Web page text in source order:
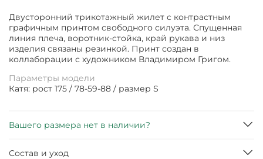
Двусторонний трикотажный жилет с контрастным
графичным принтом свободного силуэта. Спущенная
линия плеча, воротник-стойка, край рукава и низ
изделия связаны резинкой. Принт создан в
коллаборации с художником Владимиром Григом.
Параметры модели
Катя: рост 175 / 78-59-88 / размер S
Вашего размера нет в наличии?
Состав и уход